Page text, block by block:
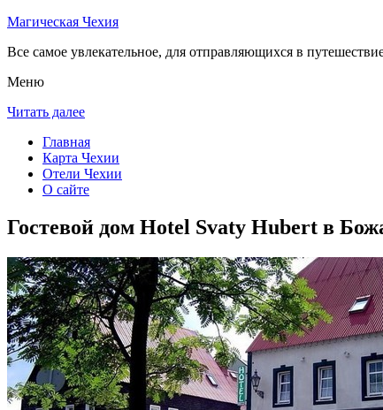
Магическая Чехия
Все самое увлекательное, для отправляющихся в
Меню
Читать далее
Главная
Карта Чехии
Отели Чехии
О сайте
Гостевой дом Hotel Svaty Hubert в